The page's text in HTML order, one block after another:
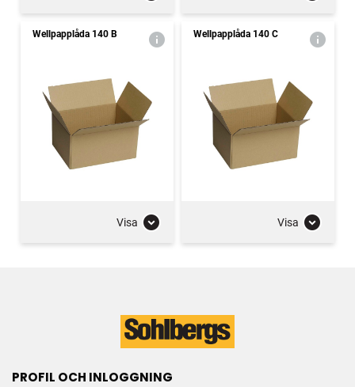
Wellpapplåda 140 B
Visa
Wellpapplåda 140 C
Visa
PROFIL OCH INLOGGNING